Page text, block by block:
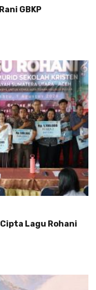
GBKP
Lagu Rohani